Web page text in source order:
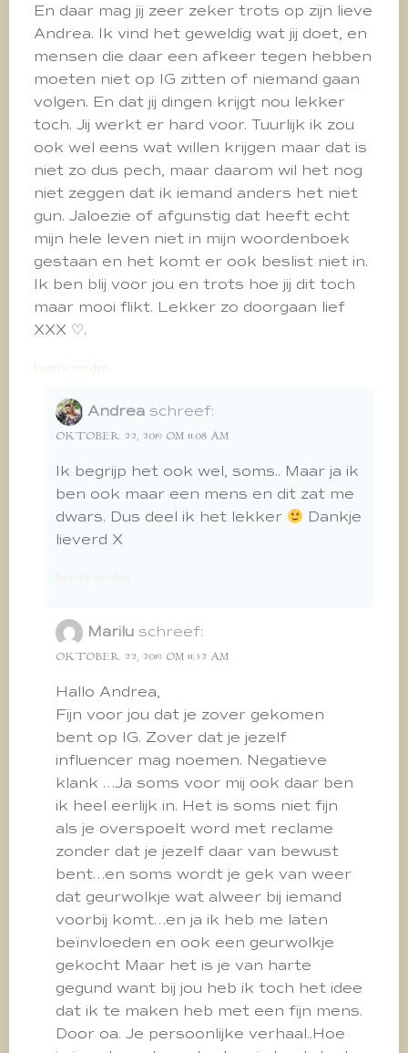
En daar mag jij zeer zeker trots op zijn lieve
Andrea. Ik vind het geweldig wat jij doet, en
mensen die daar een afkeer tegen hebben
moeten niet op IG zitten of niemand gaan
volgen. En dat jij dingen krijgt nou lekker
toch. Jij werkt er hard voor. Tuurlijk ik zou
ook wel eens wat willen krijgen maar dat is
niet zo dus pech, maar daarom wil het nog
niet zeggen dat ik iemand anders het niet
gun. Jaloezie of afgunstig dat heeft echt
mijn hele leven niet in mijn woordenboek
gestaan en het komt er ook beslist niet in.
Ik ben blij voor jou en trots hoe jij dit toch
maar mooi flikt. Lekker zo doorgaan lief
XXX ♡.
beantwoorden
Andrea schreef:
OKTOBER 22, 2019 OM 11:08 AM
Ik begrijp het ook wel, soms.. Maar ja ik
ben ook maar een mens en dit zat me
dwars. Dus deel ik het lekker
Dankje
lieverd X
beantwoorden
Marilu schreef:
OKTOBER 22, 2019 OM 11:32 AM
Hallo Andrea,
Fijn voor jou dat je zover gekomen
bent op IG. Zover dat je jezelf
influencer mag noemen. Negatieve
klank …Ja soms voor mij ook daar ben
ik heel eerlijk in. Het is soms niet fijn
als je overspoelt word met reclame
zonder dat je jezelf daar van bewust
bent…en soms wordt je gek van weer
dat geurwolkje wat alweer bij iemand
voorbij komt…en ja ik heb me laten
beïnvloeden en ook een geurwolkje
gekocht Maar het is je van harte
gegund want bij jou heb ik toch het idee
dat ik te maken heb met een fijn mens.
Door oa. Je persoonlijke verhaal..Hoe